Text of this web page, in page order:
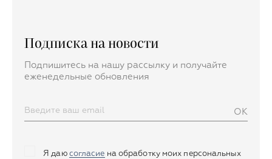
Подписка на новости
Подпишитесь на нашу рассылку и получайте
еженедельные обновления
OK
Я даю согласие на обработку моих персональных